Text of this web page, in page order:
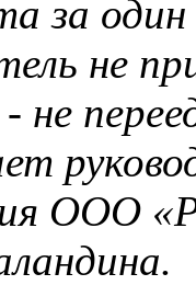
за
не
не
ООО